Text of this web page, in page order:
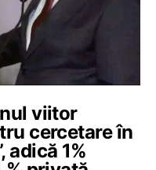
viitor
cercetare în
adică 1%